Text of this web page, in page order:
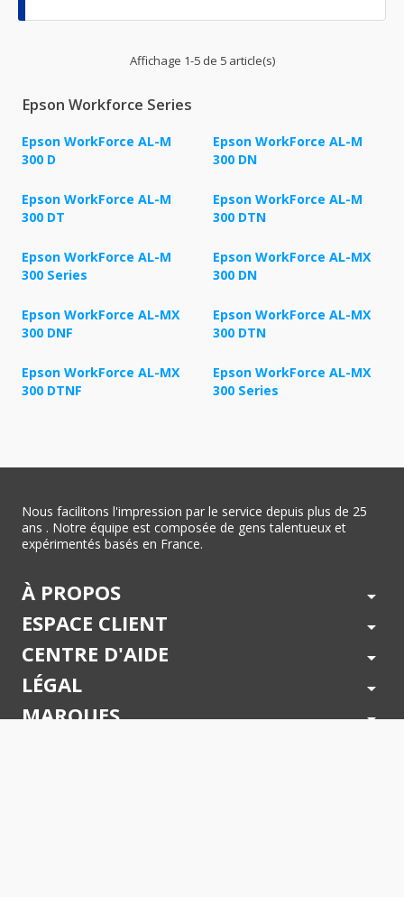
Affichage 1-5 de 5 article(s)
Epson Workforce Series
Epson WorkForce AL-M
300 D
Epson WorkForce AL-M
300 DN
Epson WorkForce AL-M
300 DT
Epson WorkForce AL-M
300 DTN
Epson WorkForce AL-M
300 Series
Epson WorkForce AL-MX
300 DN
Epson WorkForce AL-MX
300 DNF
Epson WorkForce AL-MX
300 DTN
Epson WorkForce AL-MX
300 DTNF
Epson WorkForce AL-MX
300 Series
Nous facilitons l'impression par le service depuis plus de 25
ans . Notre équipe est composée de gens talentueux et
expérimentés basés en France.
À PROPOS arrow_drop_down
ESPACE CLIENT arrow_drop_down
CENTRE D'AIDE arrow_drop_down
LÉGAL arrow_drop_down
MARQUES arrow_drop_down